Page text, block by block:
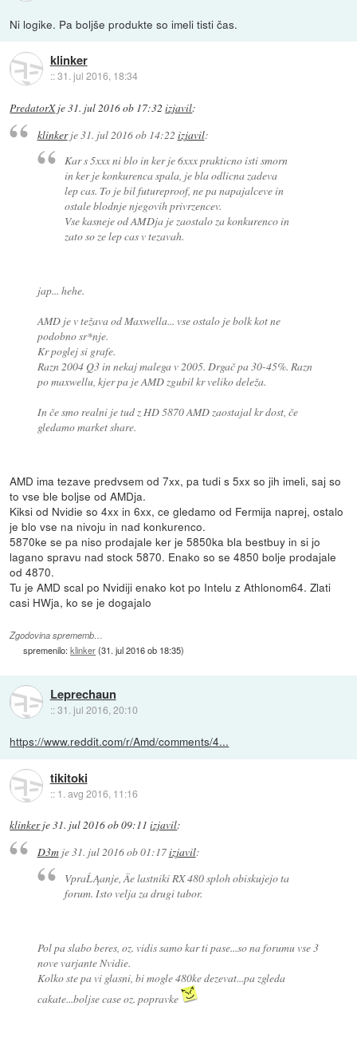
Ni logike. Pa boljše produkte so imeli tisti čas.
klinker
::31. jul 2016, 18:34
PredatorXje31. jul 2016 ob 17:32 izjavil:
klinkerje31. jul 2016 ob 14:22 izjavil:
Kar s 5xxx ni blo in ker je 6xxx prakticno isti smorn
in ker je konkurenca spala, je bla odlicna zadeva
lep cas. To je bil futureproof, ne pa napajalceve in
ostale blodnje njegovih privrzencev.
Vse kasneje od AMDja je zaostalo za konkurenco in
zato so ze lep cas v tezavah.
jap... hehe.
AMD je v težava od Maxwella... vse ostalo je bolk kot ne
podobno sr*nje.
Kr poglej si grafe.
Razn 2004 Q3 in nekaj malega v 2005. Drgač pa 30-45%. Razn
po maxwellu, kjer pa je AMD zgubil kr veliko deleža.
In če smo realni je tud z HD 5870 AMD zaostajal kr dost, če
gledamo market share.
AMD ima tezave predvsem od 7xx, pa tudi s 5xx so jih imeli, saj so
to vse ble boljse od AMDja.
Kiksi od Nvidie so 4xx in 6xx, ce gledamo od Fermija naprej, ostalo
je blo vse na nivoju in nad konkurenco.
5870ke se pa niso prodajale ker je 5850ka bla bestbuy in si jo
lagano spravu nad stock 5870. Enako so se 4850 bolje prodajale
od 4870.
Tu je AMD scal po Nvidiji enako kot po Intelu z Athlonom64. Zlati
casi HWja, ko se je dogajalo
Zgodovina sprememb…
spremenilo:klinker(31. jul 2016 ob 18:35)
Leprechaun
::31. jul 2016, 20:10
https://www.reddit.com/r/Amd/comments/4...
tikitoki
:: 1. avg 2016, 11:16
klinkerje31. jul 2016 ob 09:11 izjavil:
D3mje31. jul 2016 ob 01:17izjavil:
VpraĹĄanje, Äe lastniki RX 480 sploh obiskujejo ta
forum. Isto velja za drugi tabor.
Pol pa slabo beres, oz. vidis samo kar ti pase...so na forumu vse 3
nove varjante Nvidie.
Kolko ste pa vi glasni, bi mogle 480ke dezevat...pa zgleda
cakate...boljse case oz. popravke